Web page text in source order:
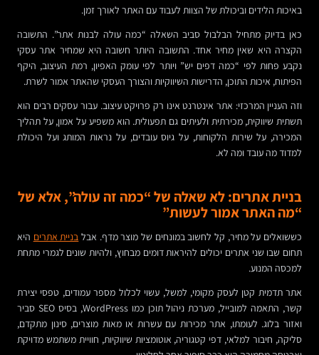
באיכות הלידים וביכולת של הצוות לעבוד עם האתר לאורך זמן.
כאן בדיוק מתחיל הבלבול סביב השאלה “כמה עולה לבנות אתר”. התשובה
הקצרה היא שאין מחיר אחד. התשובה היותר חשובה היא שמחיר אתר עסקי
נקבע פחות לפי “כמה דפים יש” ויותר לפי עומק האפיון, רמת העיצוב, היקף
הפיתוח, איכות התוכן, הדרישות השיווקיות והצורך העסקי שהאתר אמור לשרת.
וזה העניין המרכזי: אתר אינטרנט אינו רק פרויקט עיצוב. עבור עסקים רבים הוא
תשתית שיווקית, מכירתית ולעיתים גם תפעולית. הוא משפיע על אמון, על תהליך
המכירה, על שירות הלקוחות, על גיוס עובדים, על נראות המותג ועל היכולת
למדוד מה עובד ומה לא.
בניית אתרים: לא שאלה של “כמה זה עולה”, אלא של
“מה האתר אמור לעשות”
כששואלים על מחיר, קל לחשוב במונחים של מוצר מדף. אבל בניית אתרים היא
תחום שבו שני אתרים יכולים להיראות דומים מבחוץ, ולהיות שונים לגמרי מתחת
למכסה המנוע.
אתר תדמית קטן לעסק מקומי, למשל, עשוי לכלול מספר עמודים, טפסי יצירת
קשר, התאמה למובייל, מערכת ניהול תוכן כמו WordPress, בסיס SEO סביר
ואזור בלוג. לעומתו, אתר מכירות עם עשרות או מאות מוצרים, סינון מתקדם,
סליקה, חיבור למלאי, דפי קטגוריה, אוטומציות שיווקיות, חוויית משתמש מדויקת